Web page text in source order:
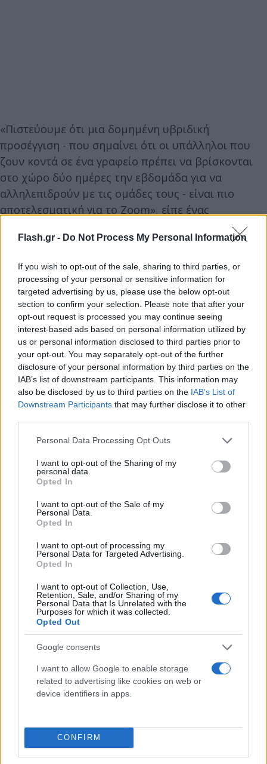
Flash.gr - Do Not Process My Personal Information
If you wish to opt-out of the sale, sharing to third parties, or
processing of your personal or sensitive information for
targeted advertising by us, please use the below opt-out
section to confirm your selection. Please note that after your
opt-out request is processed you may continue seeing
interest-based ads based on personal information utilized by
us or personal information disclosed to third parties prior to
your opt-out. You may separately opt-out of the further
disclosure of your personal information by third parties on the
IAB’s list of downstream participants. This information may
also be disclosed by us to third parties on the IAB’s List of
Downstream Participants that may further disclose it to other
Please note that this website/app uses one or more Google
not limited to your visit or usage behaviour. You may click to
grant or deny consent to Google and its third-party tags to
use your data for below specified purposes in below Google
consent section.
Personal Data Processing Opt Outs
I want to opt-out of the Sharing of my
personal data.
Opted In
I want to opt-out of the Sale of my
Personal Data.
Opted In
I want to opt-out of processing my
Personal Data for Targeted Advertising.
Opted In
I want to opt-out of Collection, Use,
Retention, Sale, and/or Sharing of my
Personal Data that Is Unrelated with the
Purposes for which it was collected.
Opted Out
Google consents
I want to allow Google to enable storage
related to advertising like cookies on web or
device identifiers in apps.
CONFIRM
«Πιστεύουμε ότι μια δομημένη υβριδική
προσέγγιση - που σημαίνει ότι οι υπάλληλοι που
ζουν κοντά σε ένα γραφείο πρέπει να βρίσκονται
στο χώρο δύο ημέρες την εβδομάδα για να
αλληλεπιδρούν με τις ομάδες τους - είναι πιο
αποτελεσματική για το Zoom», είπε ένας
«Ως εταιρεία, είμαστε σε καλύτερη θέση να
χρησιμοποιήσουμε τις δικές μας τεχνολογίες, να
συνεχίσουμε να καινοτομούμε και να
υποστηρίζουμε τους παγκόσμιους πελάτες μας». Οι
μετοχές της εταιρείας που εδρεύει στο Σαν Χοσέ
εξαπλασιάστηκαν το 2020 όταν η πανδημία άφησε
εκατομμύρια υπαλλήλους που χρειαζόταν να
συνδεθούν με τους συναδέλφους τους στο
διαδίκτυο αποκλεισμένους στα σπίτια τους. Το
Zoom εμφανίστηκε γρήγορα ως η νούμερο ένα
υπηρεσία τηλεδιάσκεψης.